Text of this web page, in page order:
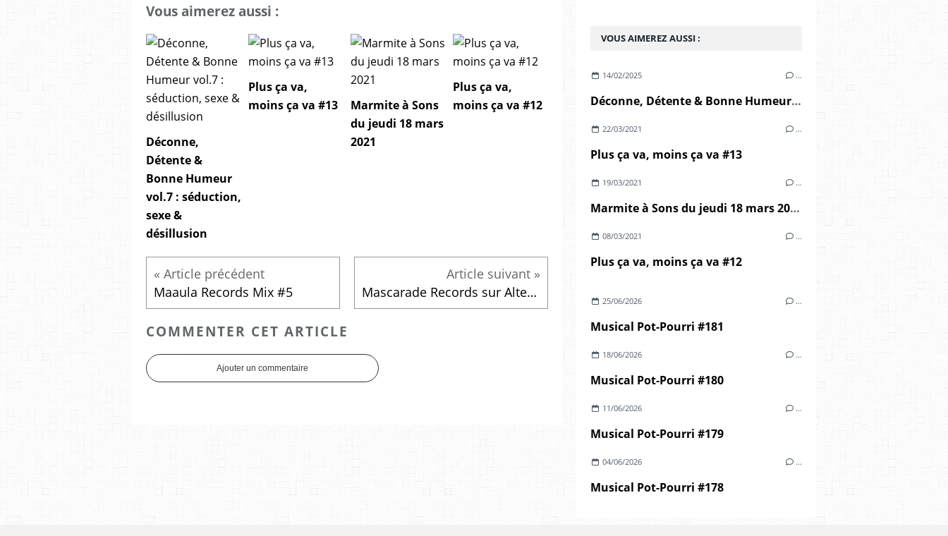
Vous aimerez aussi :
Déconne,
Détente &
Bonne Humeur
vol.7 : séduction,
sexe &
désillusion
Plus ça va,
moins ça va #13
Marmite à Sons
du jeudi 18 mars
2021
Plus ça va,
moins ça va #12
Maaula Records Mix #5 Mascarade Records sur Alternative Radio
COMMENTER CET ARTICLE
Ajouter un commentaire
VOUS AIMEREZ AUSSI :
14/02/2025 …
Déconne, Détente & Bonne Humeur vol.7 : séduction, sexe & désillusion
22/03/2021 …
Plus ça va, moins ça va #13
19/03/2021 …
Marmite à Sons du jeudi 18 mars 2021
08/03/2021 …
Plus ça va, moins ça va #12
25/06/2026 …
Musical Pot-Pourri #181
18/06/2026 …
Musical Pot-Pourri #180
11/06/2026 …
Musical Pot-Pourri #179
04/06/2026 …
Musical Pot-Pourri #178